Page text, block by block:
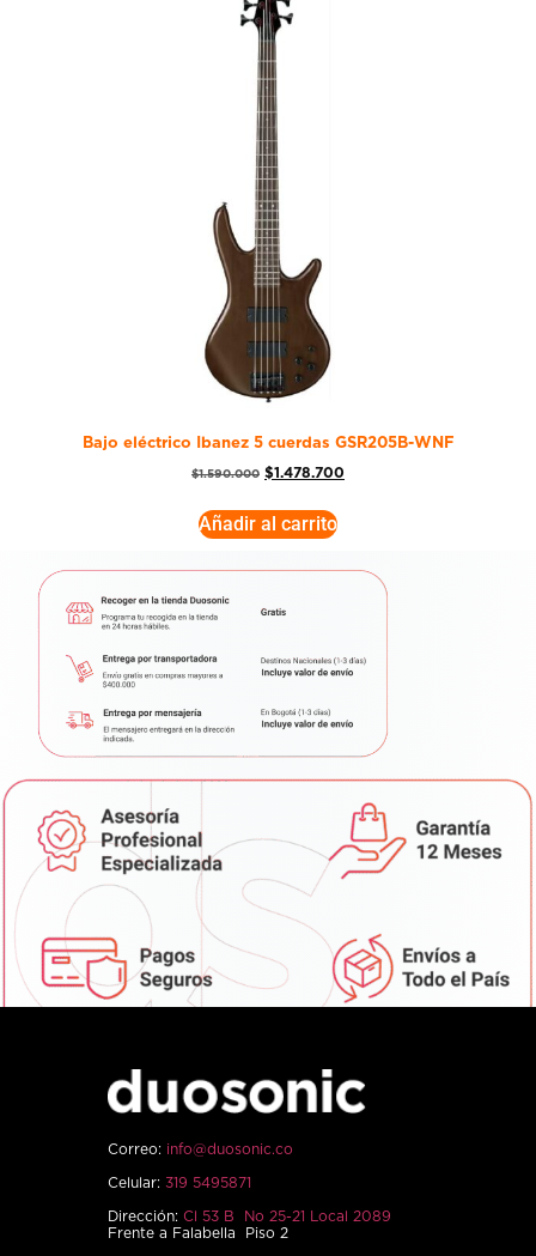
Bajo eléctrico Ibanez 5 cuerdas GSR205B-WNF
$1.590.000 $1.478.700
Añadir al carrito
Correo: info@duosonic.co
Celular: 319 5495871
Dirección: Cl 53 B No 25-21 Local 2089
Frente a Falabella Piso 2